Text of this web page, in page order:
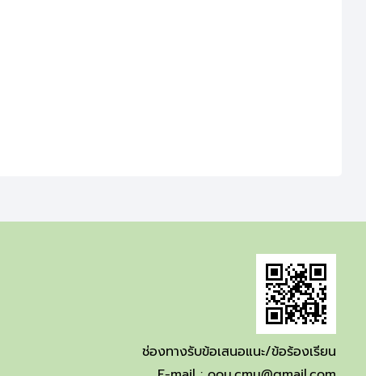
ช่องทางรับข้อเสนอแนะ/ข้อร้องเรียน